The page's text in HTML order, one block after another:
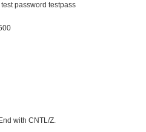
password testpass
with CNTL/Z.